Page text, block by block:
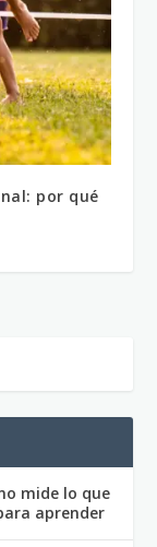
por qué
mide lo que
aprender